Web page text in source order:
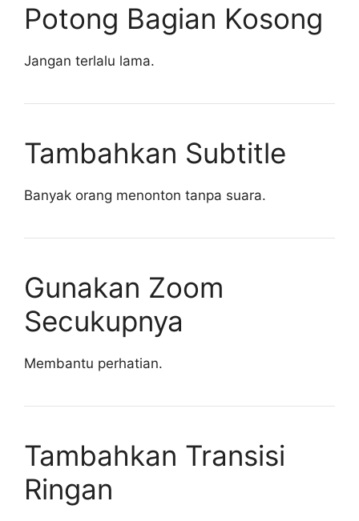
Potong Bagian Kosong
Jangan terlalu lama.
Tambahkan Subtitle
Banyak orang menonton tanpa suara.
Gunakan Zoom
Secukupnya
Membantu perhatian.
Tambahkan Transisi
Ringan